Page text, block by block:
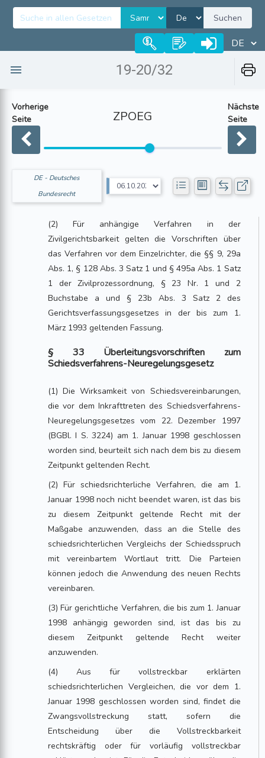
Suchen
19-20/32
Vorherige
Seite
ZPOEG
Nächste
Seite
DE - Deutsches
Bundesrecht
(2) Für anhängige Verfahren in der
Zivilgerichtsbarkeit gelten die Vorschriften über
das Verfahren vor dem Einzelrichter, die §§ 9, 29a
Abs. 1, § 128 Abs. 3 Satz 1 und § 495a Abs. 1 Satz
1 der Zivilprozessordnung, § 23 Nr. 1 und 2
Buchstabe a und § 23b Abs. 3 Satz 2 des
Gerichtsverfassungsgesetzes in der bis zum 1.
März 1993 geltenden Fassung.
§ 33 Überleitungsvorschriften zum
Schiedsverfahrens-Neuregelungsgesetz
(1) Die Wirksamkeit von Schiedsvereinbarungen,
die vor dem Inkrafttreten des Schiedsverfahrens-
Neuregelungsgesetzes vom 22. Dezember 1997
(BGBl. I S. 3224) am 1. Januar 1998 geschlossen
worden sind, beurteilt sich nach dem bis zu diesem
Zeitpunkt geltenden Recht.
(2) Für schiedsrichterliche Verfahren, die am 1.
Januar 1998 noch nicht beendet waren, ist das bis
zu diesem Zeitpunkt geltende Recht mit der
Maßgabe anzuwenden, dass an die Stelle des
schiedsrichterlichen Vergleichs der Schiedsspruch
mit vereinbartem Wortlaut tritt. Die Parteien
können jedoch die Anwendung des neuen Rechts
vereinbaren.
(3) Für gerichtliche Verfahren, die bis zum 1. Januar
1998 anhängig geworden sind, ist das bis zu
diesem Zeitpunkt geltende Recht weiter
anzuwenden.
(4) Aus für vollstreckbar erklärten
schiedsrichterlichen Vergleichen, die vor dem 1.
Januar 1998 geschlossen worden sind, findet die
Zwangsvollstreckung statt, sofern die
Entscheidung über die Vollstreckbarkeit
rechtskräftig oder für vorläufig vollstreckbar